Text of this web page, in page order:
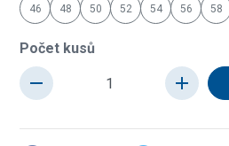
46 48 50 52 54 56 58
Počet kusů
remove add